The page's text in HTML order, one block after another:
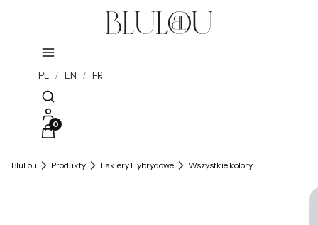
PL / EN / FR
Otwórz wyszukiwarkę
Produkty w koszyku: 0. Zobacz szczegóły
BluLou Produkty Lakiery Hybrydowe Wszystkie kolory